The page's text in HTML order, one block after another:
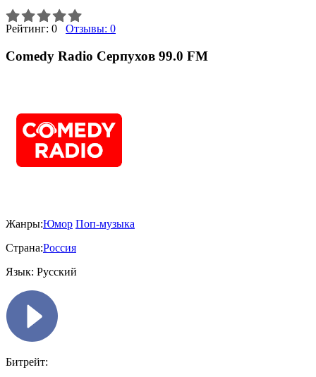
Рейтинг: 0 Отзывы: 0
Comedy Radio Серпухов 99.0 FM
Жанры:Юмор Поп-музыка
Страна:Россия
Язык: Русский
Битрейт: